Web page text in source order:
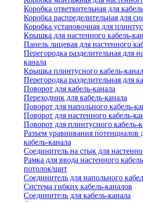
Коробка ответвительная для
Коробка распределительная для
Коробка установочная для
Крышка для настенного кабель-
Панель лицевая для настенного
Перегородка разделительная для
канала
Крышка плинтусного кабель-
Перегородка разделительная для
Поворот для кабель-канала
Переходник для кабель-канала
Поворот для напольного кабель-
Поворот для настенного кабель-
Поворот для плинтусного кабель-
Разъем уравнивания потенциалов
кабель-канала
Соединитель на стык для
Рамка для ввода настенного
потолок/щит
Соединитель для напольного
Система гибких кабель-каналов
Соединитель для кабель-канала